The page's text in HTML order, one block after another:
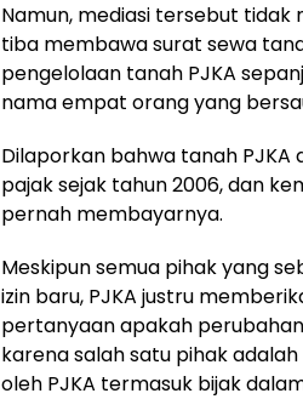
Namun, mediasi tersebut
tiba membawa surat sewa
pengelolaan tanah PJKA
nama empat orang yang
Dilaporkan bahwa tanah
pajak sejak tahun 2006, dan
pernah membayarnya.
Meskipun semua pihak yang
izin baru, PJKA justru
pertanyaan apakah
karena salah satu pihak
oleh PJKA termasuk bijak